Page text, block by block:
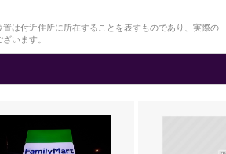
は付近住所に所在することを表すものであり、実際の
います。